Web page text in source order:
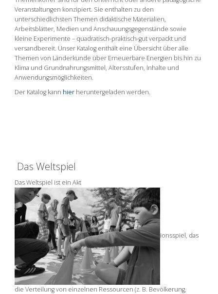
Veranstaltungen konzipiert. Sie enthalten zu den
unterschiedlichsten Themen didaktische Materialien,
Arbeitsblätter, Medien und Anschauungsgegenstände sowie
kleine Experimente – quadratisch-praktisch-gut verpackt und
versandbereit. Unser Katalog enthält eine Übersicht über alle
Themen von Länderkunde über Erneuerbare Energien bis hin zu
Klima und Grundnahrungsmittel, Altersstufen, Inhalte und
Anwendungsmöglichkeiten.
Der Katalog kann hier heruntergeladen werden.
Das Weltspiel
Das Weltspiel ist ein Akt
ionsspiel, das
die Verteilung von einzelnen Ressourcen (z. B. Bevölkerung,